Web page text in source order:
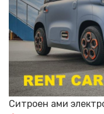
Ситроен ами